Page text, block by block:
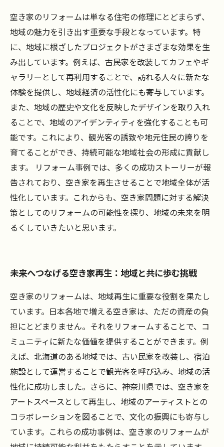
空き家のリフォームは単なる住宅の修理にとどまらず、
地域の魅力を引き出す重要な手段となっています。特
に、地域に根ざしたプロジェクトがさまざまな効果を生
み出しています。例えば、古民家を改装してカフェやギ
ャラリーとして再利用することで、訪れる人々に新たな
体験を提供し、地域経済の活性化にも寄与しています。
また、地域の歴史や文化を反映したデザインを取り入れ
ることで、地域のアイデンティティを強化することも可
能です。これにより、観光客の誘致や地元住民の誇りを
育てることができ、持続可能な地域社会の形成に貢献し
ます。 リフォーム事例では、多くの成功ストーリーが報
告されており、空き家を再生させることで地域全体が活
性化しています。これからも、空き家問題に対する解決
策としてのリフォームの可能性を探り、地域の未来を明
るくしていきたいと思います。
未来へつなげる空き家再生：地域と共に歩む挑戦
空き家のリフォームは、地域再生に重要な役割を果たし
ています。日本各地で増える空き家は、ただの資産の負
担にとどまりません。それをリフォームすることで、コ
ミュニティに新たな価値を提供することができます。例
えば、北海道のある地域では、古い民家を改装し、宿泊
施設として運営することで観光客を呼び込み、地域の活
性化に成功しました。さらに、神奈川県では、空き家を
アートスペースとして再生し、地域のアーティストとの
コラボレーションを図ることで、文化の振興にも寄与し
ています。これらの成功事例は、空き家のリフォームが